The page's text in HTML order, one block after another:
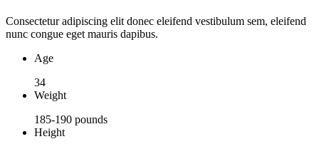
Consectetur adipiscing elit donec eleifend vestibulum sem, eleifend
nunc congue eget mauris dapibus.
Age
34
Weight
185-190 pounds
Height